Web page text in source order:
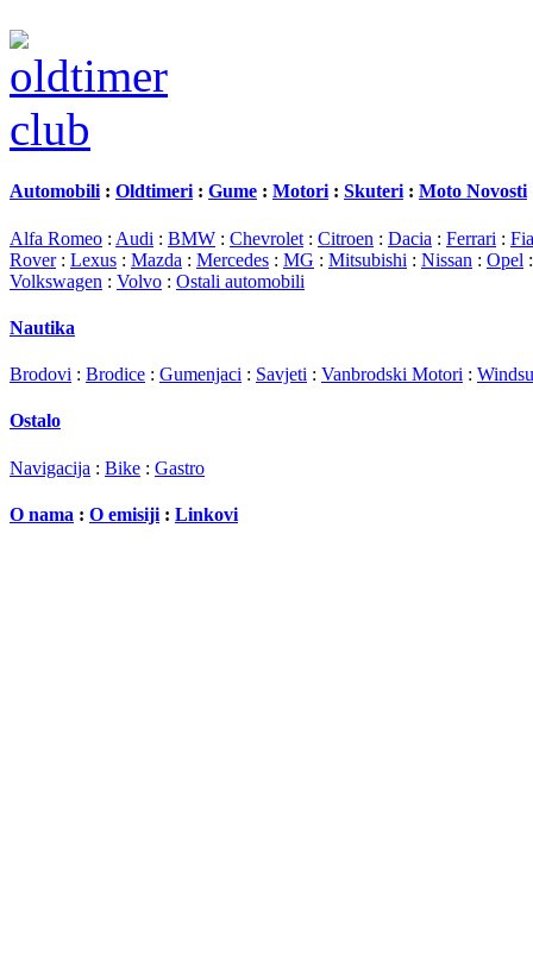
Automobili : Oldtimeri : Gume : Motori : Skuteri : Moto Novosti
Alfa Romeo : Audi : BMW : Chevrolet : Citroen : Dacia : Ferrari :
Rover: Lexus : Mazda : Mercedes : MG : Mitsubishi : Nissan : Opel
Volkswagen : Volvo : Ostali automobili
Nautika
Brodovi : Brodice : Gumenjaci : Savjeti : Vanbrodski Motori :
Ostalo
Navigacija : Bike : Gastro
O nama : O emisiji : Linkovi